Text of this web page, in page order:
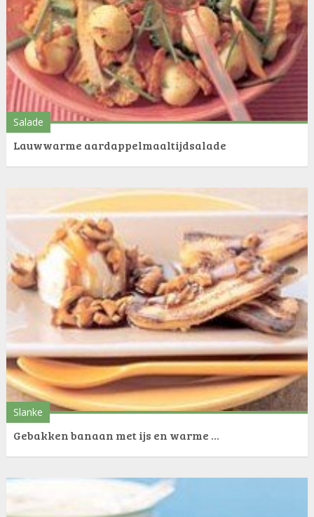
Salade
Lauwwarme aardappelmaaltijdsalade
Slanke
Gebakken banaan met ijs en warme ...